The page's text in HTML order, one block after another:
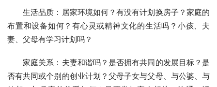
生活品质：居家环境如何？有没有计划换房子？家庭的
布置和设备如何？有心灵或精神文化的生活吗？小孩、夫
妻、父母有学习计划吗？
家庭关系：夫妻和谐吗？是否拥有共同的发展目标？是
否有共同或个别的创业计划？父母子女与父母、与公婆、与